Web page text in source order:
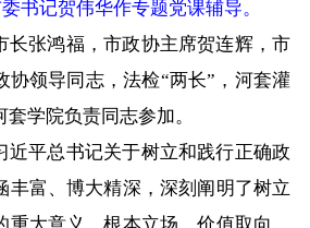
书记贺伟华作专题党课辅导。
长张鸿福，市政协主席贺连辉，市
协领导同志，法检“两长”，河套灌
学院负责同志参加。
近平总书记关于树立和践行正确政
丰富、博大精深，深刻阐明了树立
大意义、根本立场、价值取向、